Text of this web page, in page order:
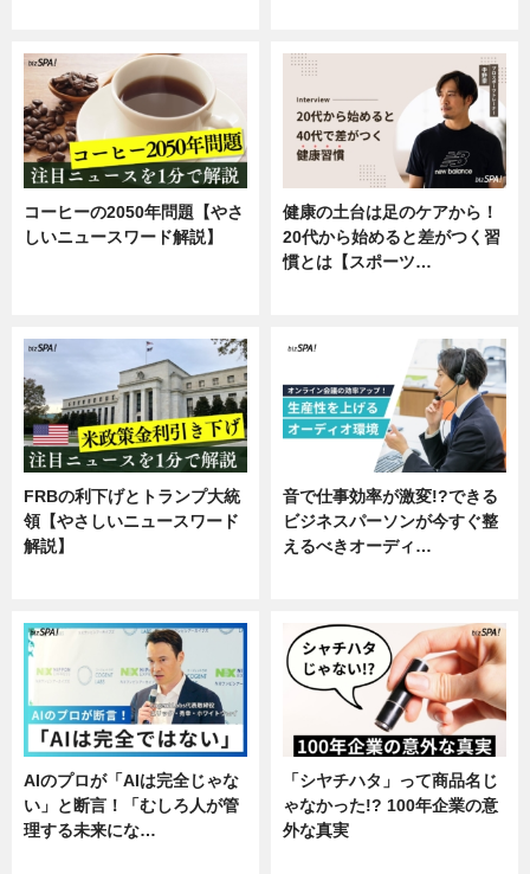
コーヒーの2050年問題【やさ
しいニュースワード解説】
健康の土台は足のケアから！
20代から始めると差がつく習
慣とは【スポーツ…
FRBの利下げとトランプ大統
領【やさしいニュースワード
解説】
音で仕事効率が激変!?できる
ビジネスパーソンが今すぐ整
えるべきオーディ…
AIのプロが「AIは完全じゃな
い」と断言！「むしろ人が管
理する未来にな…
「シヤチハタ」って商品名じ
ゃなかった!? 100年企業の意
外な真実